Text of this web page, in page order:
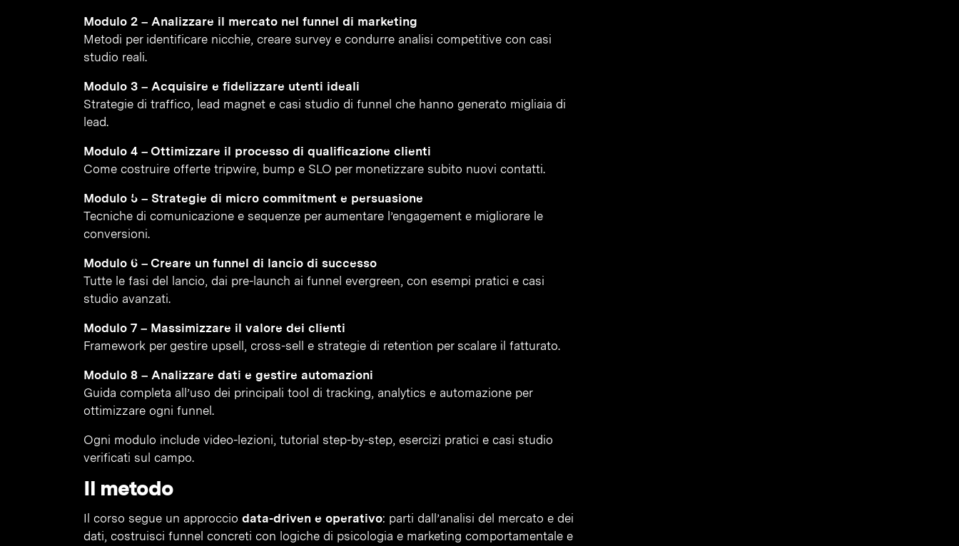
Modulo 2 – Analizzare il mercato nel funnel di marketing
Metodi per identificare nicchie, creare survey e condurre analisi competitive con casi
studio reali.
Modulo 3 – Acquisire e fidelizzare utenti ideali
Strategie di traffico, lead magnet e casi studio di funnel che hanno generato migliaia di
lead.
Modulo 4 – Ottimizzare il processo di qualificazione clienti
Come costruire offerte tripwire, bump e SLO per monetizzare subito nuovi contatti.
Modulo 5 – Strategie di micro commitment e persuasione
Tecniche di comunicazione e sequenze per aumentare l’engagement e migliorare le
conversioni.
Modulo 6 – Creare un funnel di lancio di successo
Tutte le fasi del lancio, dai pre-launch ai funnel evergreen, con esempi pratici e casi
studio avanzati.
Modulo 7 – Massimizzare il valore dei clienti
Framework per gestire upsell, cross-sell e strategie di retention per scalare il fatturato.
Modulo 8 – Analizzare dati e gestire automazioni
Guida completa all’uso dei principali tool di tracking, analytics e automazione per
ottimizzare ogni funnel.
Ogni modulo include video-lezioni, tutorial step-by-step, esercizi pratici e casi studio
verificati sul campo.
Il metodo
Il corso segue un approccio data-driven e operativo: parti dall’analisi del mercato e dei
dati, costruisci funnel concreti con logiche di psicologia e marketing comportamentale e